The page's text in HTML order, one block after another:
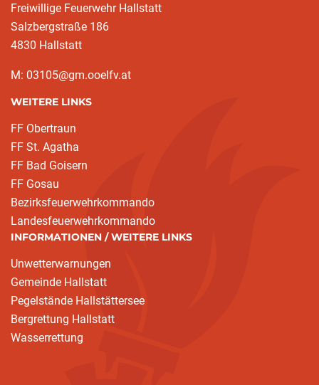
Freiwillige Feuerwehr Hallstatt
Salzbergstraße 186
4830 Hallstatt
M: 03105@gm.ooelfv.at
WEITERE LINKS
FF Obertraun
FF St. Agatha
FF Bad Goisern
FF Gosau
Bezirksfeuerwehrkommando
Landesfeuerwehrkommando
INFORMATIONEN / WEITERE LINKS
Unwetterwarnungen
Gemeinde Hallstatt
Pegelstände Hallstättersee
Bergrettung Hallstatt
Wasserrettung